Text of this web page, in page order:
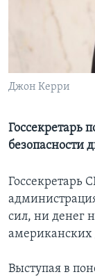
СОЦИАЛЬНЫЕ СЕТИ
Языки
Джон Керри
Госсекретарь
безопасности
Госсекретарь
сил, ни денег
американских
Выступая в